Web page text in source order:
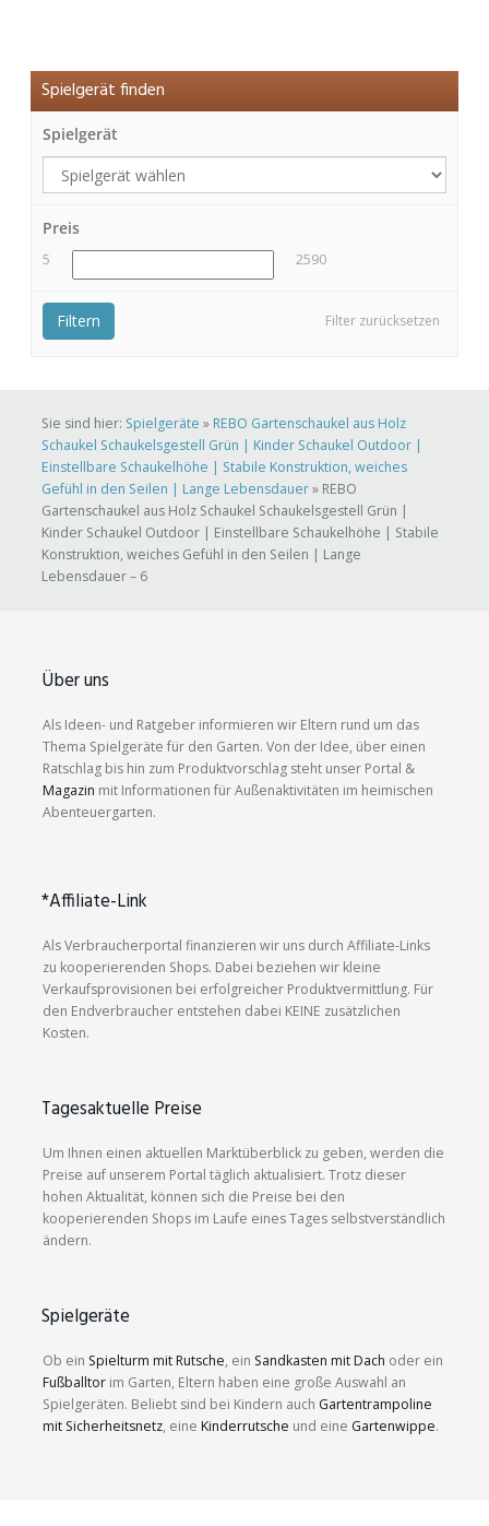
Spielgerät finden
Spielgerät
Preis
5 2590
Filter zurücksetzen
Filtern
Sie sind hier: Spielgeräte » REBO Gartenschaukel aus Holz
Schaukel Schaukelsgestell Grün | Kinder Schaukel Outdoor |
Einstellbare Schaukelhöhe | Stabile Konstruktion, weiches
Gefühl in den Seilen | Lange Lebensdauer» REBO
Gartenschaukel aus Holz Schaukel Schaukelsgestell Grün |
Kinder Schaukel Outdoor | Einstellbare Schaukelhöhe | Stabile
Konstruktion, weiches Gefühl in den Seilen | Lange
Lebensdauer – 6
Über uns
Als Ideen- und Ratgeber informieren wir Eltern rund um das
Thema Spielgeräte für den Garten. Von der Idee, über einen
Ratschlag bis hin zum Produktvorschlag steht unser Portal &
Magazin mit Informationen für Außenaktivitäten im heimischen
Abenteuergarten.
*Affiliate-Link
Als Verbraucherportal finanzieren wir uns durch Affiliate-Links
zu kooperierenden Shops. Dabei beziehen wir kleine
Verkaufsprovisionen bei erfolgreicher Produktvermittlung. Für
den Endverbraucher entstehen dabei KEINE zusätzlichen
Kosten.
Tagesaktuelle Preise
Um Ihnen einen aktuellen Marktüberblick zu geben, werden die
Preise auf unserem Portal täglich aktualisiert. Trotz dieser
hohen Aktualität, können sich die Preise bei den
kooperierenden Shops im Laufe eines Tages selbstverständlich
ändern.
Spielgeräte
Ob ein Spielturm mit Rutsche, ein Sandkasten mit Dach oder ein
Fußballtor im Garten, Eltern haben eine große Auswahl an
Spielgeräten. Beliebt sind bei Kindern auch Gartentrampoline
mit Sicherheitsnetz, eine Kinderrutsche und eine Gartenwippe.